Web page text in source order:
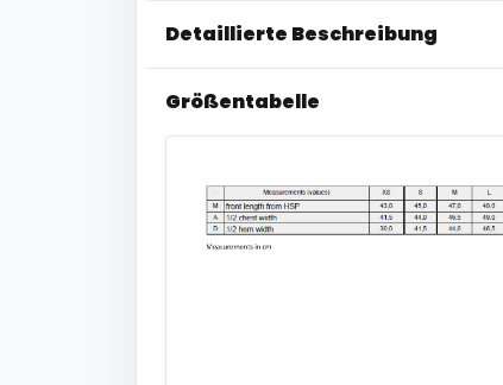
Detaillierte Beschreibung
Größentabelle